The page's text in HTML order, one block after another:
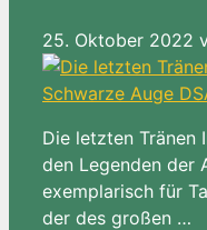
25. Oktober 2022
Die letzten Tränen
den Legenden der
exemplarisch für
der des großen …